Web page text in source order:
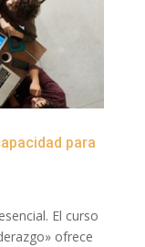
para
El curso
ofrece